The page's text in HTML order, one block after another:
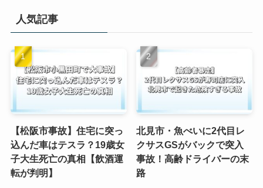
人気記事
【松阪市事故】住宅に突っ
込んだ車はテスラ？19歳女
子大生死亡の真相【飲酒運
転が判明】
北見市・魚べいに2代目レ
クサスGSがバックで突入
事故！高齢ドライバーの末
路